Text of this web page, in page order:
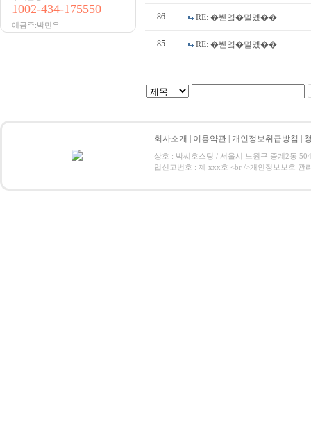
1002-434-175550
예금주:박민우
86 RE: �붿옄�멸뎄��
85 RE: �붿옄�멸뎄��
회사소개 이용약관 개인정보취급방침
상호 : 박씨호스팅 / 서울시 노원구 중계2동
업신고번호 : 제 xxx호 <br />개인정보보호 관